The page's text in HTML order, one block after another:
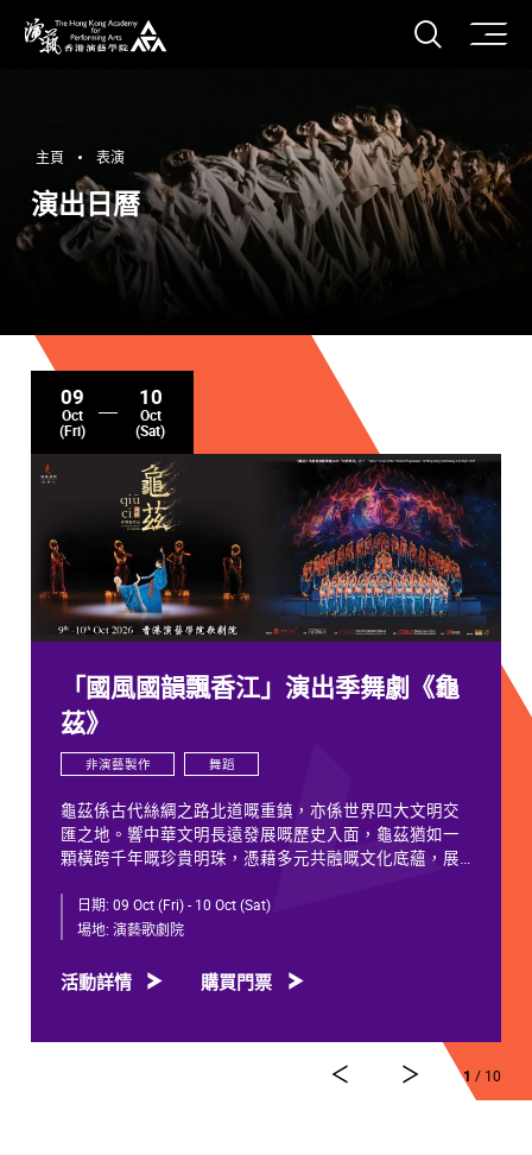
打開
主頁 表演
演出日曆
09
Oct
(Fri)
10
Oct
(Sat)
「國風國韻飄香江」演出季舞劇《龜
茲》
非演藝製作 舞蹈
龜茲係古代絲綢之路北道嘅重鎮，亦係世界四大文明交
匯之地。響中華文明長遠發展嘅歷史入面，龜茲猶如一
顆橫跨千年嘅珍貴明珠，憑藉多元共融嘅文化底蘊，展
千年以來，龜茲文化承載住歷代各族人士嘅足跡同情
或是「蘇幕遮」盛會入面各族民眾嘅舞姿，充分體現各
《龜茲》就沿住呢段歷史足跡創作，透過鳩摩羅什東來
弘法、玄奘西行求法嘅跨時空故事，將龜茲千年嘅文化
日期: 09 Oct (Fri) - 10 Oct (Sat)
場地: 演藝歌劇院
活動詳情 購買門票
1 / 10